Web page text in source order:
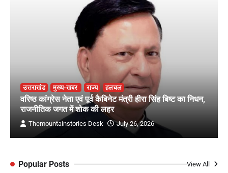
उत्तराखंड मुख्य-खबर राज्य हलचल
वरिष्ठ कांग्रेस नेता एवं पूर्व कैबिनेट मंत्री हीरा सिंह बिष्ट का निधन,
राजनीतिक जगत में शोक की लहर
Themountainstories Desk July 26, 2026
Popular Posts View All